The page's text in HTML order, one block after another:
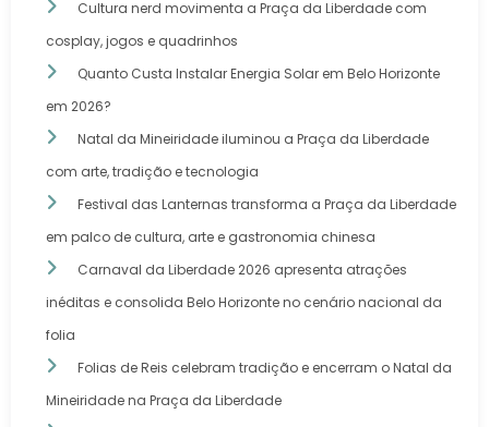
Cultura nerd movimenta a Praça da Liberdade com
cosplay, jogos e quadrinhos
Quanto Custa Instalar Energia Solar em Belo Horizonte
em 2026?
Natal da Mineiridade iluminou a Praça da Liberdade
com arte, tradição e tecnologia
Festival das Lanternas transforma a Praça da Liberdade
em palco de cultura, arte e gastronomia chinesa
Carnaval da Liberdade 2026 apresenta atrações
inéditas e consolida Belo Horizonte no cenário nacional da
folia
Folias de Reis celebram tradição e encerram o Natal da
Mineiridade na Praça da Liberdade